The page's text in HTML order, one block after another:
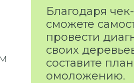
Благодаря
сможете
провести
своих
составите
омоложению.